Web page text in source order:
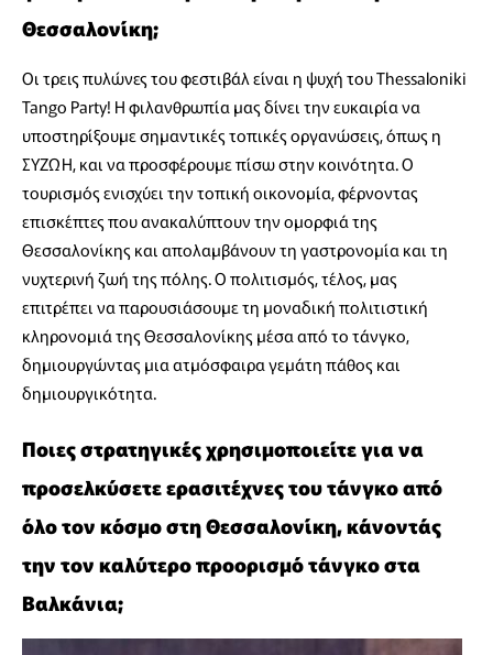
Θεσσαλονίκη;
Οι τρεις πυλώνες του φεστιβάλ είναι η ψυχή του Thessaloniki
Tango Party! Η φιλανθρωπία μας δίνει την ευκαιρία να
υποστηρίξουμε σημαντικές τοπικές οργανώσεις, όπως η
ΣΥΖΩΗ, και να προσφέρουμε πίσω στην κοινότητα. Ο
τουρισμός ενισχύει την τοπική οικονομία, φέρνοντας
επισκέπτες που ανακαλύπτουν την ομορφιά της
Θεσσαλονίκης και απολαμβάνουν τη γαστρονομία και τη
νυχτερινή ζωή της πόλης. Ο πολιτισμός, τέλος, μας
επιτρέπει να παρουσιάσουμε τη μοναδική πολιτιστική
κληρονομιά της Θεσσαλονίκης μέσα από το τάνγκο,
δημιουργώντας μια ατμόσφαιρα γεμάτη πάθος και
δημιουργικότητα.
Ποιες στρατηγικές χρησιμοποιείτε για να
προσελκύσετε ερασιτέχνες του τάνγκο από
όλο τον κόσμο στη Θεσσαλονίκη, κάνοντάς
την τον καλύτερο προορισμό τάνγκο στα
Βαλκάνια;